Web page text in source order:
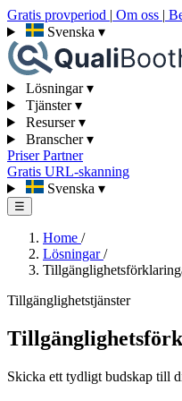
Gratis provperiod | Om oss |
Svenska ▾
Lösningar▾
Tjänster▾
Resurser▾
Branscher▾
PriserPartner
Gratis URL-skanning
Svenska ▾
☰
Home /
Lösningar/
Tillgänglighetstjänster
Skicka ett tydligt budskap till